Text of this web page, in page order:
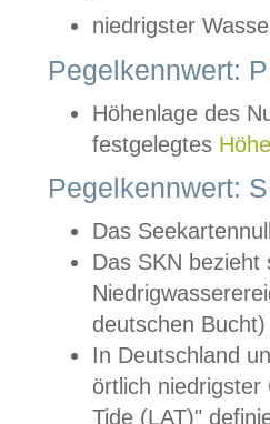
niedrigster
Pegelkennwert:
Höhenlage des
festgelegtes
Pegelkennwert:
Das
Das SKN
deutschen
In Deutschland
örtlich
Tide (LAT)"